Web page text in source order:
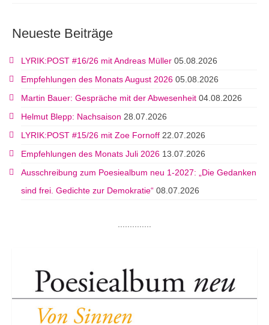
Neueste Beiträge
LYRIK:POST #16/26 mit Andreas Müller 05.08.2026
Empfehlungen des Monats August 2026 05.08.2026
Martin Bauer: Gespräche mit der Abwesenheit 04.08.2026
Helmut Blepp: Nachsaison 28.07.2026
LYRIK:POST #15/26 mit Zoe Fornoff 22.07.2026
Empfehlungen des Monats Juli 2026 13.07.2026
Ausschreibung zum Poesiealbum neu 1-2027: „Die Gedanken
sind frei. Gedichte zur Demokratie“ 08.07.2026